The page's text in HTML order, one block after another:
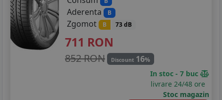
Aderenta B
Zgomot B 73 dB
711 RON
852 RON Discount 16%
In stoc - 7 buc
livrare 24/48 ore
Stoc magazin